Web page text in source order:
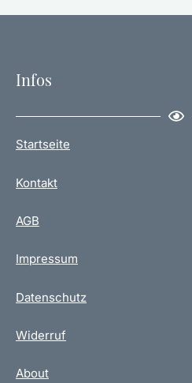
Infos
Startseite
Kontakt
AGB
Impressum
Datenschutz
Widerruf
About